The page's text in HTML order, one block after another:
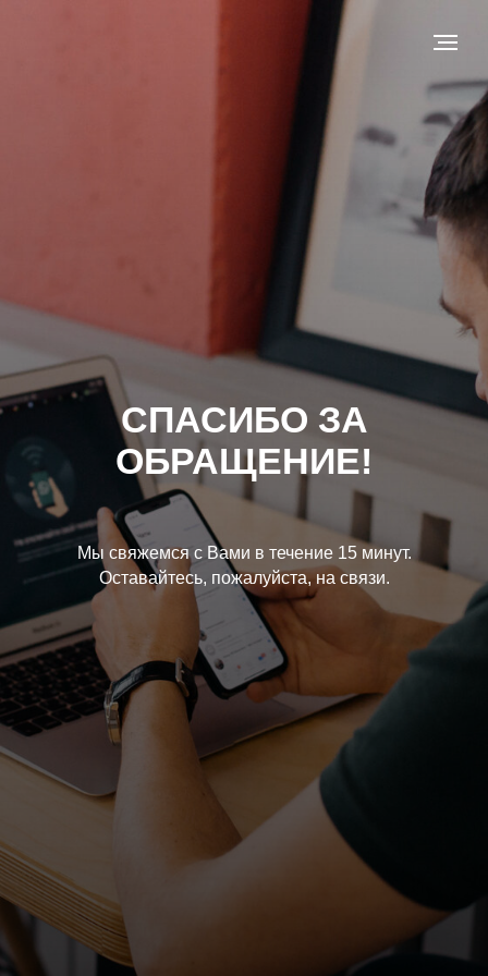
СПАСИБО ЗА
ОБРАЩЕНИЕ!
Мы свяжемся с Вами в течение 15 минут.
Оставайтесь, пожалуйста, на связи.